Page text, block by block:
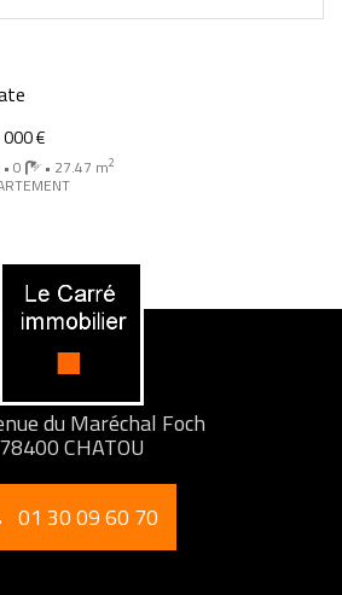
€
• 0 • 27.47 m2
du Maréchal Foch
78400 CHATOU
01 30 09 60 70